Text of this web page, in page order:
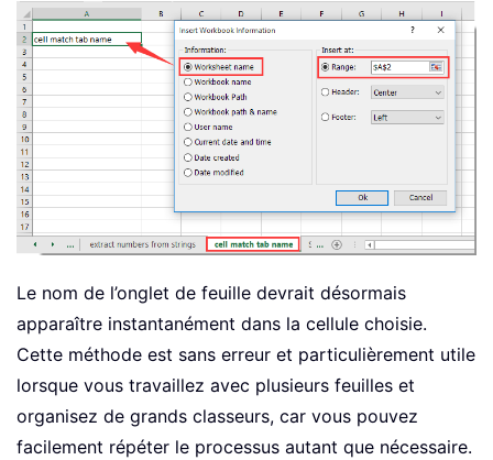
Le nom de l’onglet de feuille devrait désormais
apparaître instantanément dans la cellule choisie.
Cette méthode est sans erreur et particulièrement utile
lorsque vous travaillez avec plusieurs feuilles et
organisez de grands classeurs, car vous pouvez
facilement répéter le processus autant que nécessaire.